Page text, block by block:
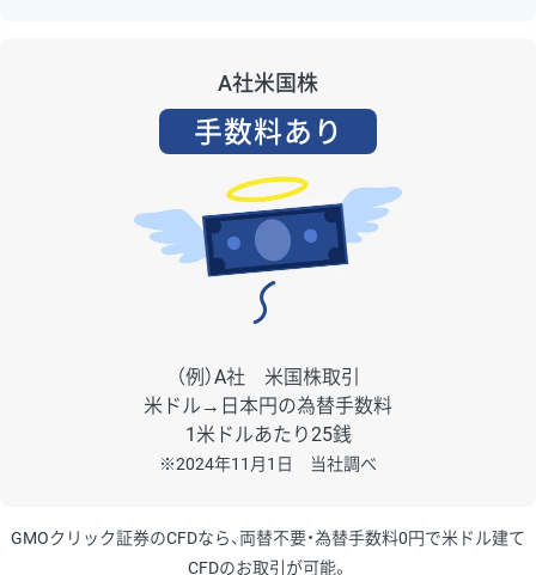
A社米国株
手数料あり
（例）A社 米国株取引
米ドル→日本円の為替手数料
1米ドルあたり25銭
※2024年11月1日 当社調べ
GMOクリック証券のCFDなら、両替不要・為替手数料0円で米ドル建て
CFDのお取引が可能。